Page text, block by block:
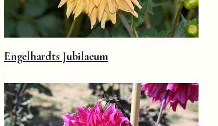
Engelhardts Jubilaeum